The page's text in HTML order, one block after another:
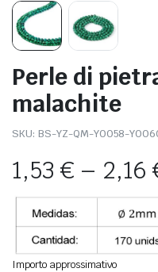
Perle di
malachite
SKU: BS-YZ-QM-Y0058-
1,53€ – 2,16
Importo approssimativo